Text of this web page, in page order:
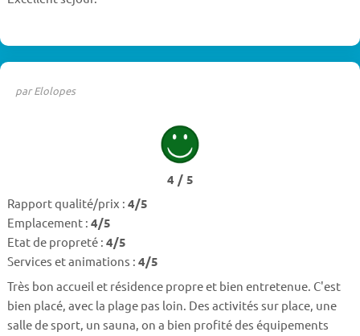
par Elolopes
4 / 5
Rapport qualité/prix : 4/5
Emplacement : 4/5
Etat de propreté : 4/5
Services et animations : 4/5
Très bon accueil et résidence propre et bien entretenue. C'est
bien placé, avec la plage pas loin. Des activités sur place, une
salle de sport, un sauna, on a bien profité des équipements